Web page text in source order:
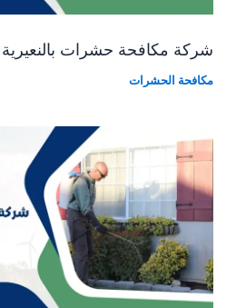
شركة مكافحة حشرات بالنعيرية
مكافحة الحشرات